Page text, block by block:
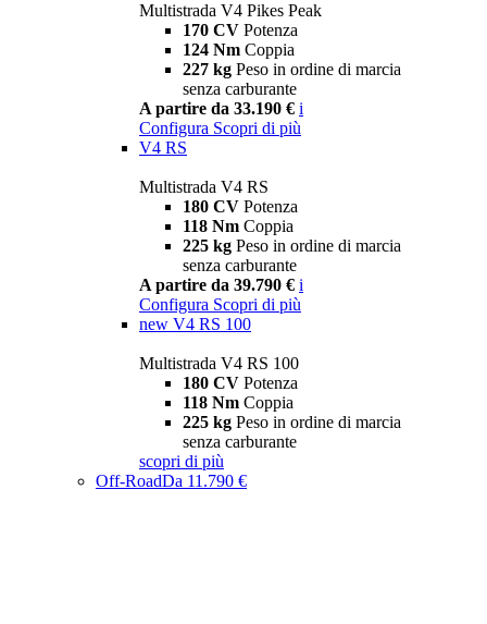
Multistrada V4 Pikes Peak
170 CV Potenza
124 Nm Coppia
227 kg Peso in ordine di marcia
senza carburante
A partire da 33.190 € i
Configura Scopri di più
V4 RS
Multistrada V4 RS
180 CV Potenza
118 Nm Coppia
225 kg Peso in ordine di marcia
senza carburante
A partire da 39.790 € i
Configura Scopri di più
new V4 RS 100
Multistrada V4 RS 100
180 CV Potenza
118 Nm Coppia
225 kg Peso in ordine di marcia
senza carburante
scopri di più
Off-RoadDa 11.790 €